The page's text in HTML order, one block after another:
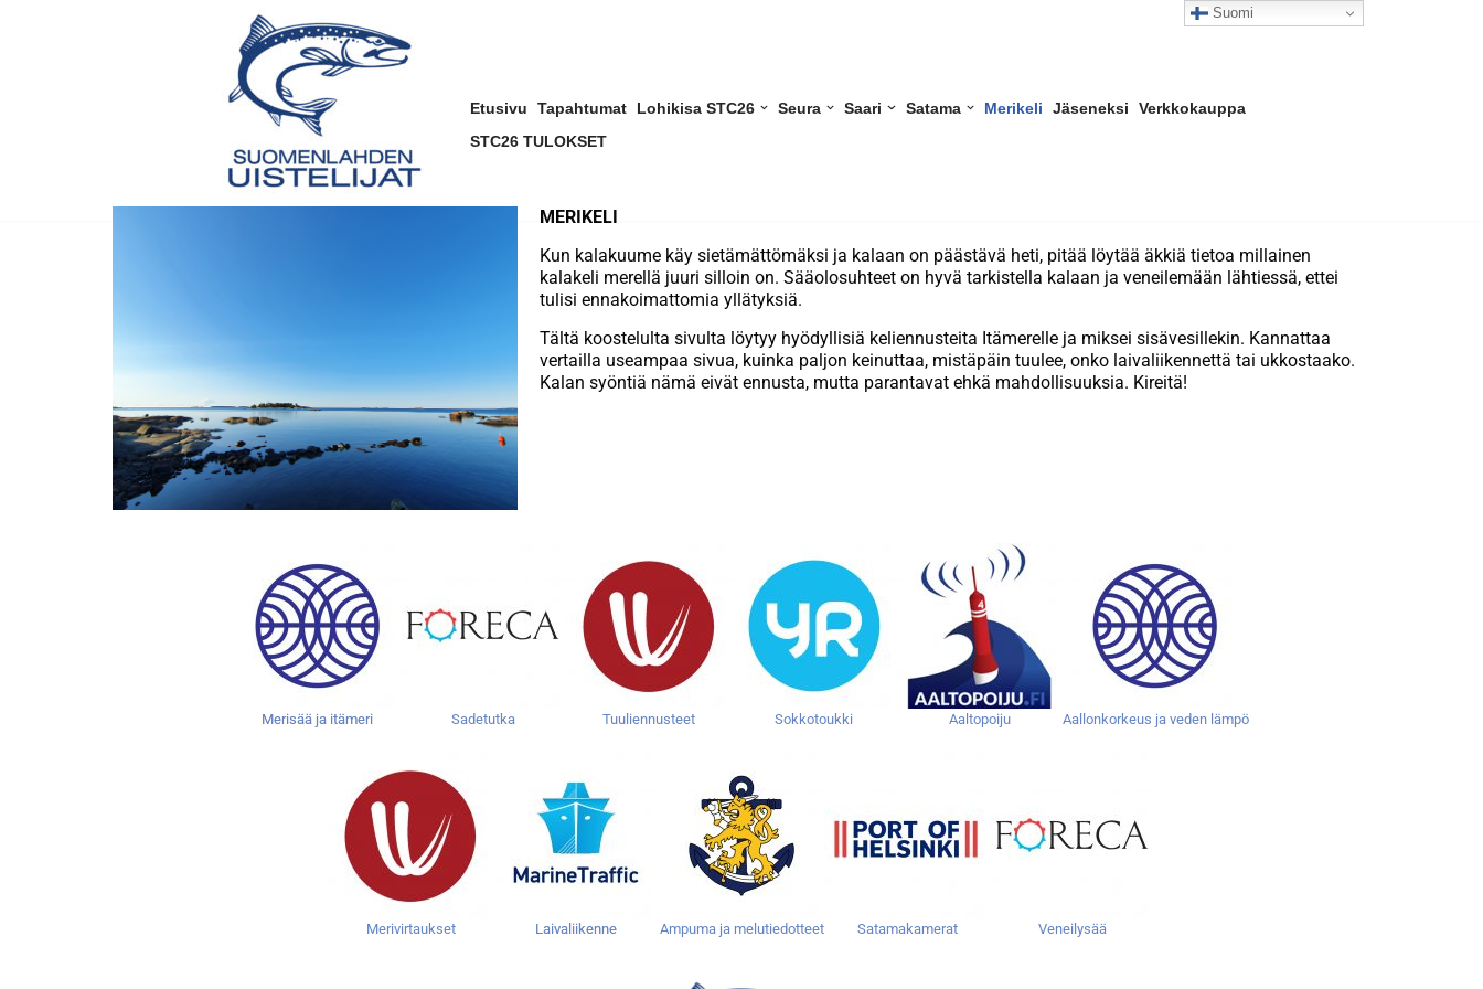
Etusivu Tapahtumat Lohikisa STC26 Seura Saari Satama Merikeli Jäseneksi
Verkkokauppa
STC26 TULOKSET
MERIKELI
Kun kalakuume käy sietämättömäksi ja kalaan on päästävä heti, pitää löytää äkkiä tietoa millainen
kalakeli merellä juuri silloin on. Sääolosuhteet on hyvä tarkistella kalaan ja veneilemään lähtiessä, ettei
tulisi ennakoimattomia yllätyksiä.
Tältä koostelulta sivulta löytyy hyödyllisiä keliennusteita Itämerelle ja miksei sisävesillekin. Kannattaa
vertailla useampaa sivua, kuinka paljon keinuttaa, mistäpäin tuulee, onko laivaliikennettä tai ukkostaako.
Kalan syöntiä nämä eivät ennusta, mutta parantavat ehkä mahdollisuuksia. Kireitä!
Merisää ja itämeri Sadetutka Tuuliennusteet Sokkotoukki Aaltopoiju Aallonkorkeus ja veden lämpö
Merivirtaukset Laivaliikenne Ampuma ja melutiedotteet Satamakamerat Veneilysää
Suomi